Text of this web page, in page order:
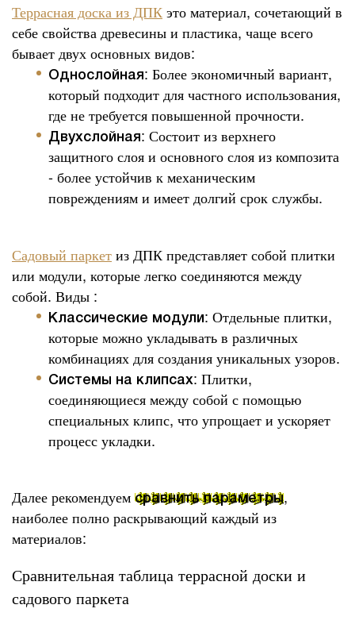
Террасная доска из ДПКэто материал, сочетающий в
себе свойства древесины и пластика, чаще всего
бывает двух основных видов:
Однослойная: Более экономичный вариант,
который подходит для частного использования,
где не требуется повышенной прочности.
Двухслойная: Состоит из верхнего
защитного слоя и основного слоя из композита
- более устойчив к механическим
повреждениям и имеет долгий срок службы.
Садовый паркетиз ДПК представляет собой плитки
или модули, которые легко соединяются между
собой. Виды :
Классические модули: Отдельные плитки,
которые можно укладывать в различных
комбинациях для создания уникальных узоров.
Системы на клипсах: Плитки,
соединяющиеся между собой с помощью
специальных клипс, что упрощает и ускоряет
процесс укладки.
Далее рекомендуем сравнить параметры,
наиболее полно раскрывающий каждый из
материалов:
Сравнительная таблица террасной доски и
садового паркета